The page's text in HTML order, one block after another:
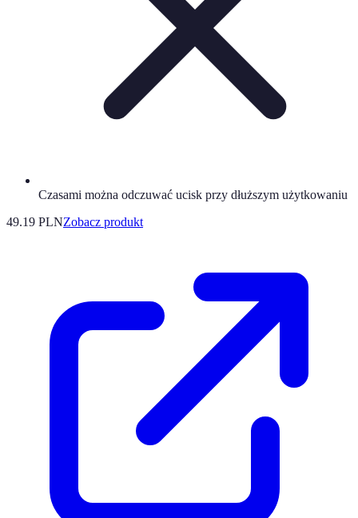
Czasami można odczuwać ucisk przy dłuższym użytkowaniu
49.19 PLNZobacz produkt